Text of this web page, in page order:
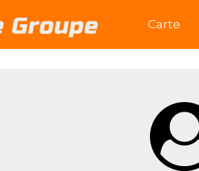
Accueil
Carte